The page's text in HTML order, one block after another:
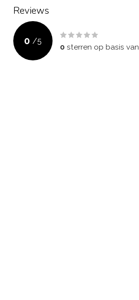
Reviews
0 /5
0 sterren op basis van